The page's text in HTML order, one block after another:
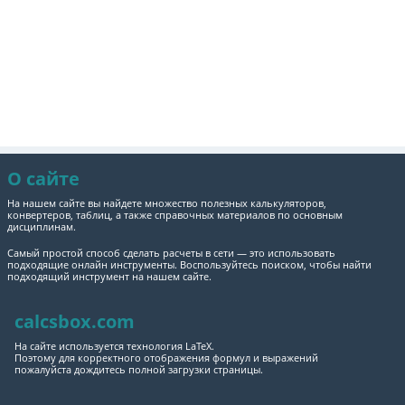
О сайте
На нашем сайте вы найдете множество полезных калькуляторов,
конвертеров, таблиц, а также справочных материалов по основным
дисциплинам.
Самый простой способ сделать расчеты в сети — это использовать
подходящие онлайн инструменты. Воспользуйтесь поиском, чтобы найти
подходящий инструмент на нашем сайте.
calcsbox.com
На сайте используется технология LaTeX.
Поэтому для корректного отображения формул и выражений
пожалуйста дождитесь полной загрузки страницы.